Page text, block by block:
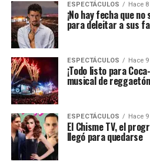
ESPECTÁCULOS Hace
¡No hay fecha que
para deleitar a sus
ESPECTÁCULOS Hace
¡Todo listo para
musical de
ESPECTÁCULOS Hace
El Chisme TV, el
llegó para quedarse